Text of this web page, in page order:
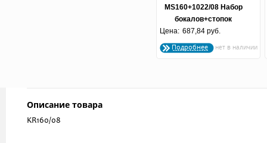
MS160+1022/08 Набор
бокалов+стопок
"Осень"
Цена: 687,84 руб.
Подробнее
Описание товара
KR160/08